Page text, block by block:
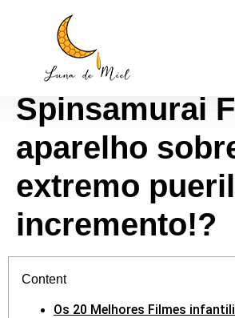
Tomb Raider
Aplicativo
Spinsamurai
aparelho
extremo
incremento!?
Content
Os 20 Melhores Filmes